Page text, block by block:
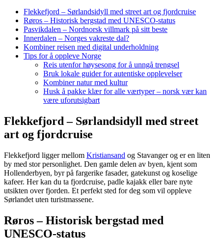
Flekkefjord – Sørlandsidyll med street art og fjordcruise
Røros – Historisk bergstad med UNESCO-status
Pasvikdalen – Nordnorsk villmark på sitt beste
Innerdalen – Norges vakreste dal?
Kombiner reisen med digital underholdning
Tips for å oppleve Norge
Reis utenfor høysesong for å unngå trengsel
Bruk lokale guider for autentiske opplevelser
Kombiner natur med kultur
Husk å pakke klær for alle værtyper – norsk vær kan
være uforutsigbart
Flekkefjord – Sørlandsidyll med street
art og fjordcruise
Flekkefjord ligger mellom Kristiansand og Stavanger og er en liten
by med stor personlighet. Den gamle delen av byen, kjent som
Hollenderbyen, byr på fargerike fasader, gatekunst og koselige
kafeer. Her kan du ta fjordcruise, padle kajakk eller bare nyte
utsikten over fjorden. Et perfekt sted for deg som vil oppleve
Sørlandet uten turistmassene.
Røros – Historisk bergstad med
UNESCO-status